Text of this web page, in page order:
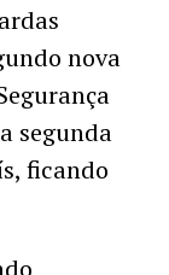
nova
segunda
ficando